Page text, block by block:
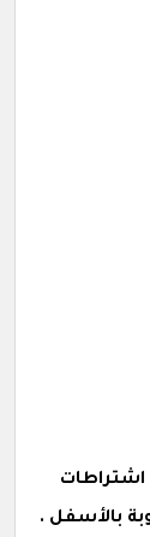
4 مدن بالمملكة، ومن اشتراطات
بالأسفل .